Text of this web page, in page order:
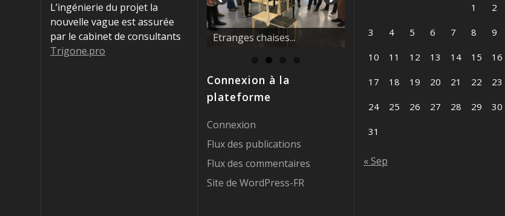
L’ingénierie du projet la
nouvelle vague est assurée
par le cabinet de consultants
Trigone.pro
La nouvelle vague des
éducatrices !
Connexion à la
plateforme
Connexion
Flux des publications
Flux des commentaires
Site de WordPress-FR
1 2
3 4 5 6 7 8 9
10 11 12 13 14 15 16
17 18 19 20 21 22 23
24 25 26 27 28 29 30
31
« Sep